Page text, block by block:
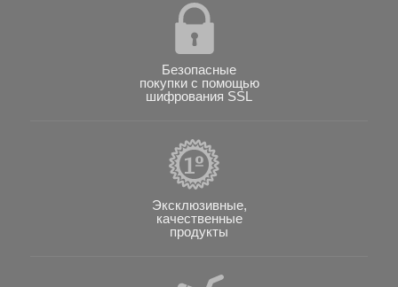
Безопасные
покупки с помощью
шифрования SSL
Эксклюзивные,
качественные
продукты